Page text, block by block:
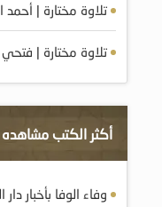
تلاوة مختارة | أحمد
تلاوة مختارة |
أكثر الكتب مشاهده
وفاء الوفا بأخبار